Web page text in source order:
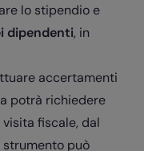
lo stipendio e
dipendenti, in
accertamenti
potrà richiedere
visita fiscale, dal
può